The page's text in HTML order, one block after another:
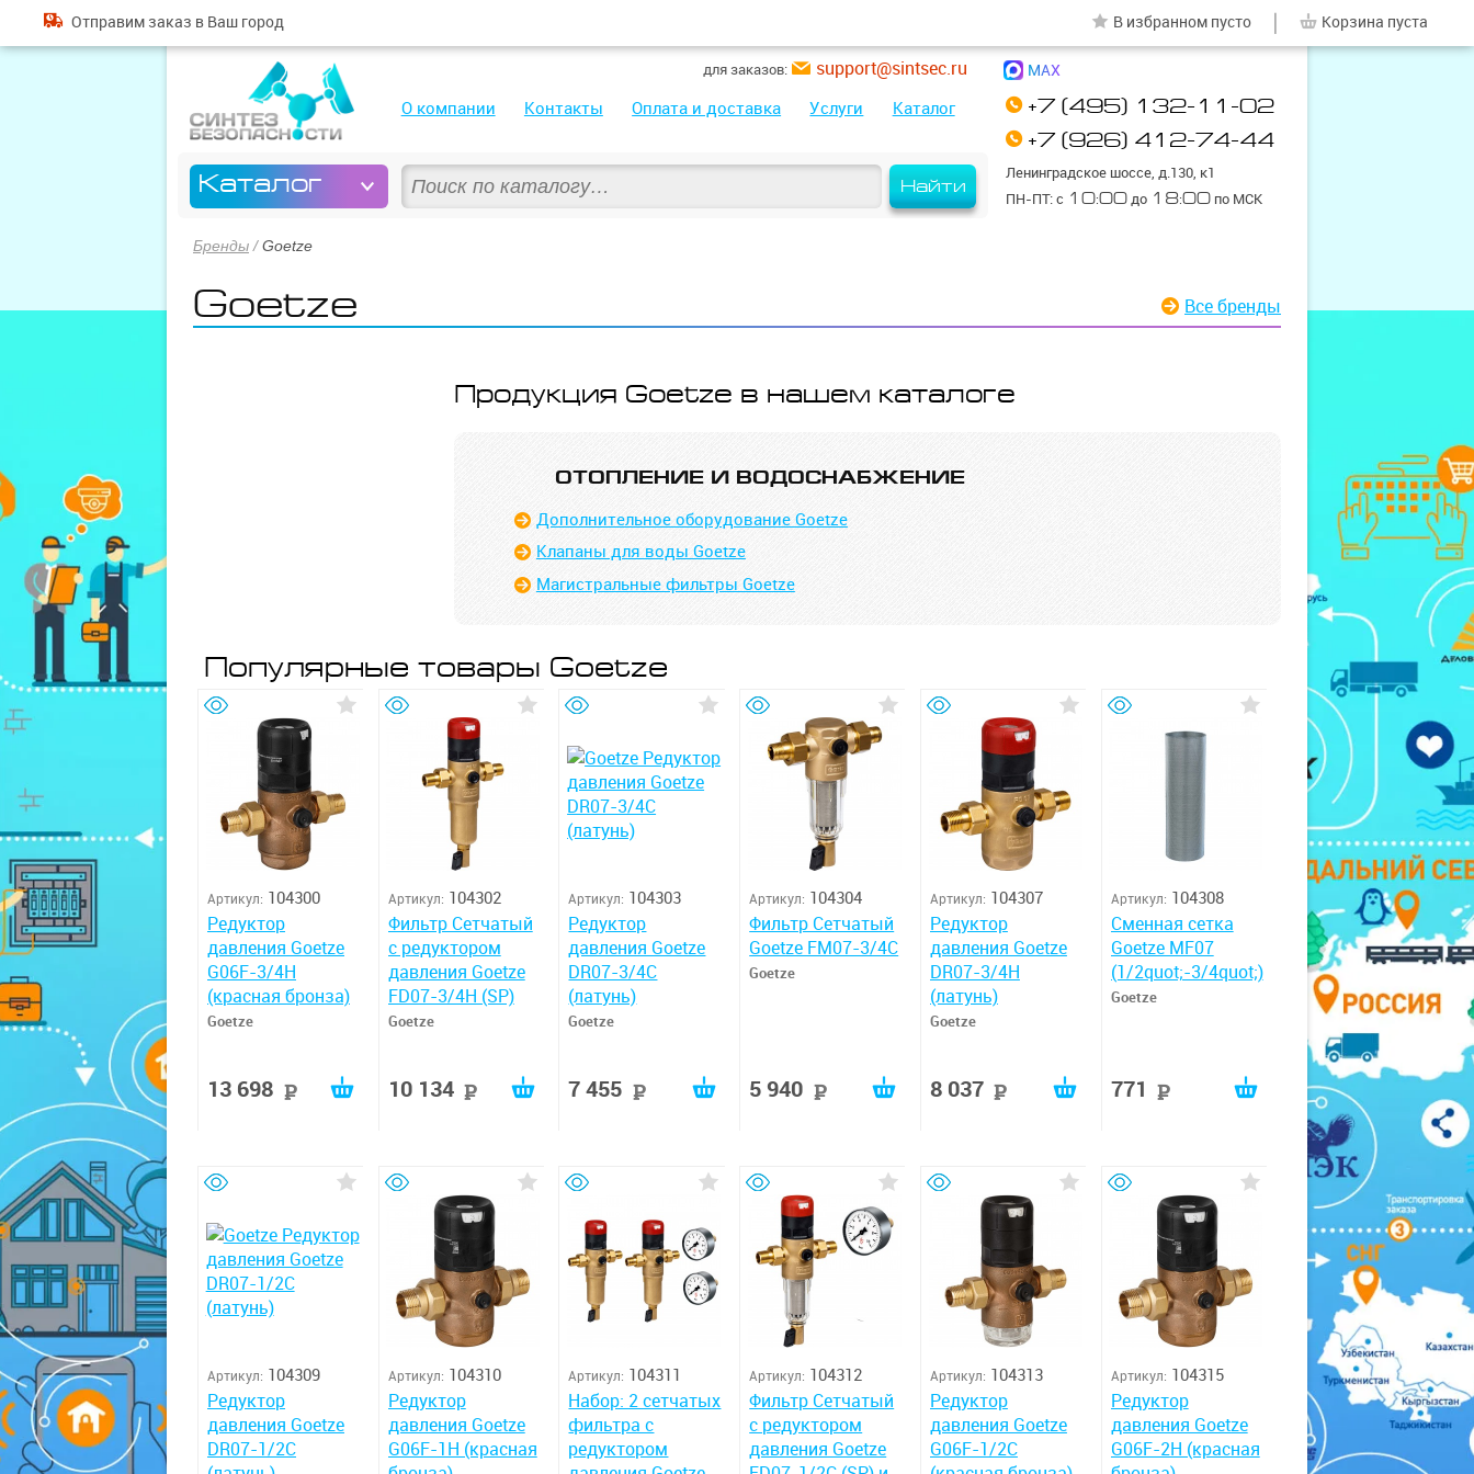
Найти
О компании Контакты Оплата и доставка Услуги Каталог
Каталог
+7 (495) 132-11-02
+7 (926) 412-74-44
Ленинградское шоссе, д.130, к1
ПН-ПТ: с 10:00 до 18:00 по МСК
для заказов: support@sintsec.ru MAX
Отправим заказ в Ваш город В избранном пусто Корзина пуста
Бренды /Goetze
Goetze Все бренды
Продукция Goetze в нашем каталоге
ОТОПЛЕНИЕ И ВОДО­СНАБЖЕ­НИЕ
Дополнительное оборудование Goetze
Клапаны для воды Goetze
Магистральные фильтры Goetze
Популярные товары Goetze
Артикул: 104300
Редуктор
давления Goetze
G06F-3/4H
(красная бронза)
Goetze
13 698 руб
Артикул: 104302
Фильтр Сетчатый
с редуктором
давления Goetze
FD07-3/4H (SP)
Goetze
10 134 руб
Артикул: 104303
Редуктор
давления Goetze
DR07-3/4C
(латунь)
Goetze
7 455 руб
Артикул: 104304
Фильтр Сетчатый
Goetze FM07-3/4C
Goetze
5 940 руб
Артикул: 104307
Редуктор
давления Goetze
DR07-3/4H
(латунь)
Goetze
8 037 руб
Артикул: 104308
Сменная сетка
Goetze MF07
(1/2quot;-3/4quot;)
Goetze
771
Артикул: 104309
Редуктор
давления Goetze
DR07-1/2C
Артикул: 104310
Редуктор
давления Goetze
G06F-1H (красная
Артикул: 104311
Набор: 2 сетчатых
фильтра с
редуктором
Артикул: 104312
Фильтр Сетчатый
с редуктором
давления Goetze
Артикул: 104313
Редуктор
давления Goetze
G06F-1/2C
Артикул: 104315
Редуктор
давления Goetze
G06F-2H (красная